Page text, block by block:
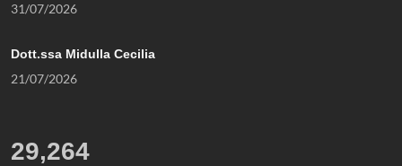
31/07/2026
Dott.ssa Midulla Cecilia
21/07/2026
29,264